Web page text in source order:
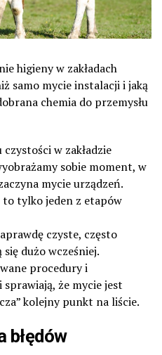
higieny w zakładach
samo mycie instalacji i jaką
chemia do przemysłu
w zakładzie
sobie moment, w
mycie urządzeń.
tylko jeden z etapów
czyste, często
dużo wcześniej.
procedury i
że mycie jest
kolejny punkt na liście.
błędów